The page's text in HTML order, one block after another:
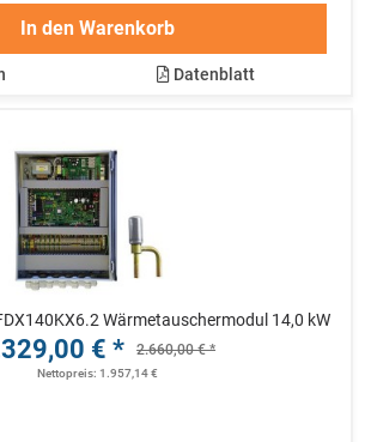
In den Warenkorb
Datenblatt
Wärmetauschermodul 14,0 kW
€ * 2.660,00 € *
Nettopreis: 1.957,14 €